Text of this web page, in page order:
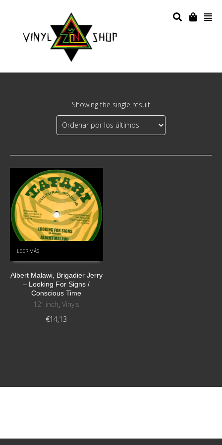
Showing the single result
LEER MÁS
Albert Malawi, Brigadier Jerry
‎– Looking For Signs /
Conscious Time
12" inch,Vinyls
€14,13